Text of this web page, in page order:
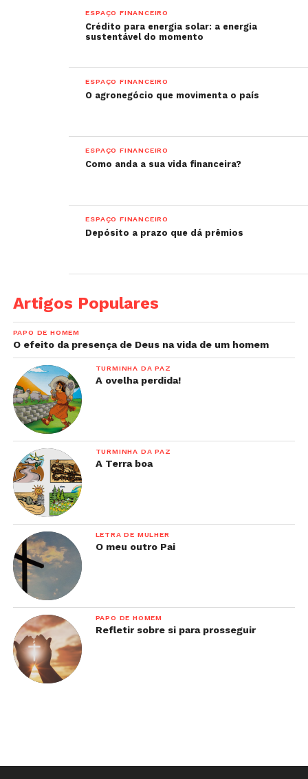
ESPAÇO FINANCEIRO
Crédito para energia solar: a energia
sustentável do momento
ESPAÇO FINANCEIRO
O agronegócio que movimenta o país
ESPAÇO FINANCEIRO
Como anda a sua vida financeira?
ESPAÇO FINANCEIRO
Depósito a prazo que dá prêmios
Artigos Populares
PAPO DE HOMEM
O efeito da presença de Deus na vida de um homem
TURMINHA DA PAZ
A ovelha perdida!
TURMINHA DA PAZ
A Terra boa
LETRA DE MULHER
O meu outro Pai
PAPO DE HOMEM
Refletir sobre si para prosseguir